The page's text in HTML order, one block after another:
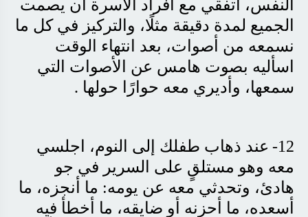
النفس، اتفقي مع أفراد الأسرة أن يصمت
الجميع لمدة دقيقة مثلًا، والتركيز في كل ما
نسمعه من أصوات، بعد انتهاء الوقت
اسأليه بصوت هامس عن الأصوات التي
سمعها، وأديري معه حوارًا حولها .
12-
عند ذهاب طفلك إلى النوم، اجلسي
معه وهو مستلقٍ على السرير في جو
هادئ، وتحدثي معه عن يومه: ما أنجزه، ما
أسعده، ما أحزنه أو ضايقه، ما أخطأ فيه